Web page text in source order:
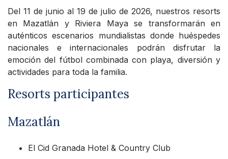
Del 11 de junio al 19 de julio de 2026, nuestros resorts
en Mazatlán y Riviera Maya se transformarán en
auténticos escenarios mundialistas donde huéspedes
nacionales e internacionales podrán disfrutar la
emoción del fútbol combinada con playa, diversión y
actividades para toda la familia.
Resorts participantes
Mazatlán
El Cid Granada Hotel & Country Club